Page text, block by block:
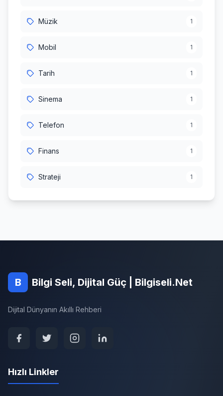
Müzik 1
Mobil 1
Tarih 1
Sinema 1
Telefon 1
Finans 1
Strateji 1
B Bilgi Seli, Dijital Güç | Bilgiseli.Net
Dijital Dünyanın Akıllı Rehberi
Hızlı Linkler